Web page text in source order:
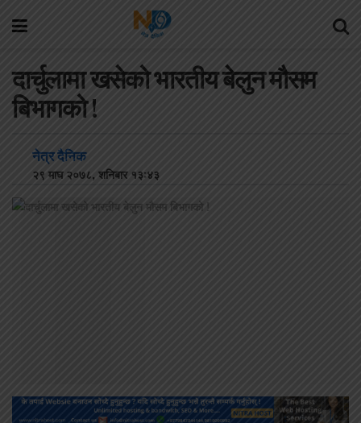
दार्चुलामा खसेको भारतीय बेलुन मौसम
बिभागको !
नेत्र दैनिक
२९ माघ २०७८, शनिबार १३:४३